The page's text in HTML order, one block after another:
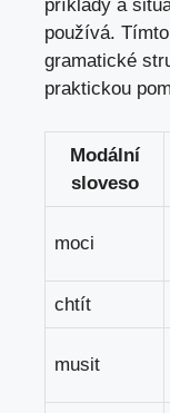
‍příklady a
používá.
gramatické
‍praktickou‌
Modální
sloveso
moci
chtít
musit